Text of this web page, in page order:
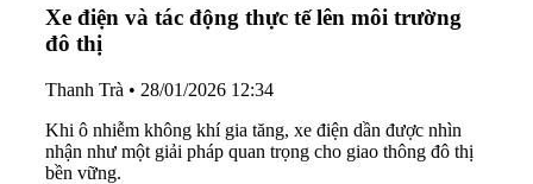
Xe điện và tác động thực tế lên môi trường
đô thị
Thanh Trà • 28/01/2026 12:34
Khi ô nhiễm không khí gia tăng, xe điện dần được nhìn
nhận như một giải pháp quan trọng cho giao thông đô thị
bền vững.